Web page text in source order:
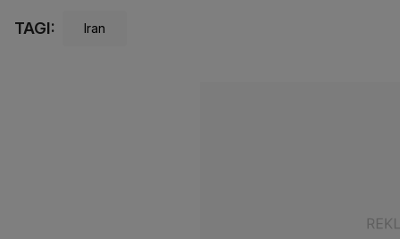
TAGI: Iran